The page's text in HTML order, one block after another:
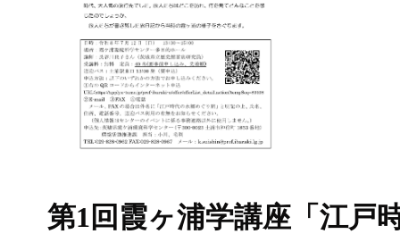
第1回霞ヶ浦学講座「江戸